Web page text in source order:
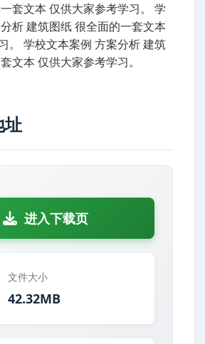
套文本 仅供大家参考学习。 学
析 建筑图纸 很全面的一套文本
。 学校文本案例 方案分析 建筑
文本 仅供大家参考学习。
址
进入下载页
文件大小
42.32MB